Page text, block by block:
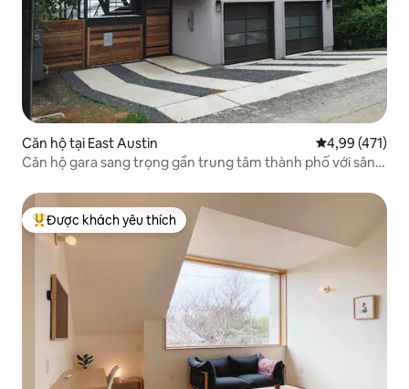
Căn hộ tại East Austin Xếp hạng
4,99 (471)
Căn hộ gara sang trọng gần trung tâm thành phố với sân
Được khách yêu thích nhất
Được khách yêu thích